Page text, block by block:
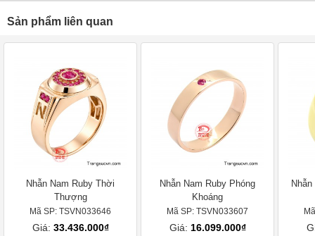
Sản phẩm liên quan
Nhẫn Nam Ruby Thời
Thượng
Mã SP: TSVN033646
Giá: 33.436.000₫
Nhẫn Nam Ruby Phóng
Khoáng
Mã SP: TSVN033607
Giá: 16.099.000₫